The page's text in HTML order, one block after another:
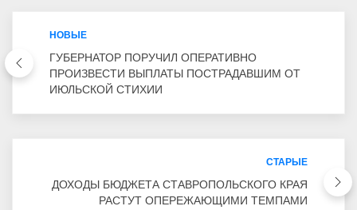
НОВЫЕ
ГУБЕРНАТОР ПОРУЧИЛ ОПЕРАТИВНО
ПРОИЗВЕСТИ ВЫПЛАТЫ ПОСТРАДАВШИМ ОТ
ИЮЛЬСКОЙ СТИХИИ
СТАРЫЕ
ДОХОДЫ БЮДЖЕТА СТАВРОПОЛЬСКОГО КРАЯ
РАСТУТ ОПЕРЕЖАЮЩИМИ ТЕМПАМИ